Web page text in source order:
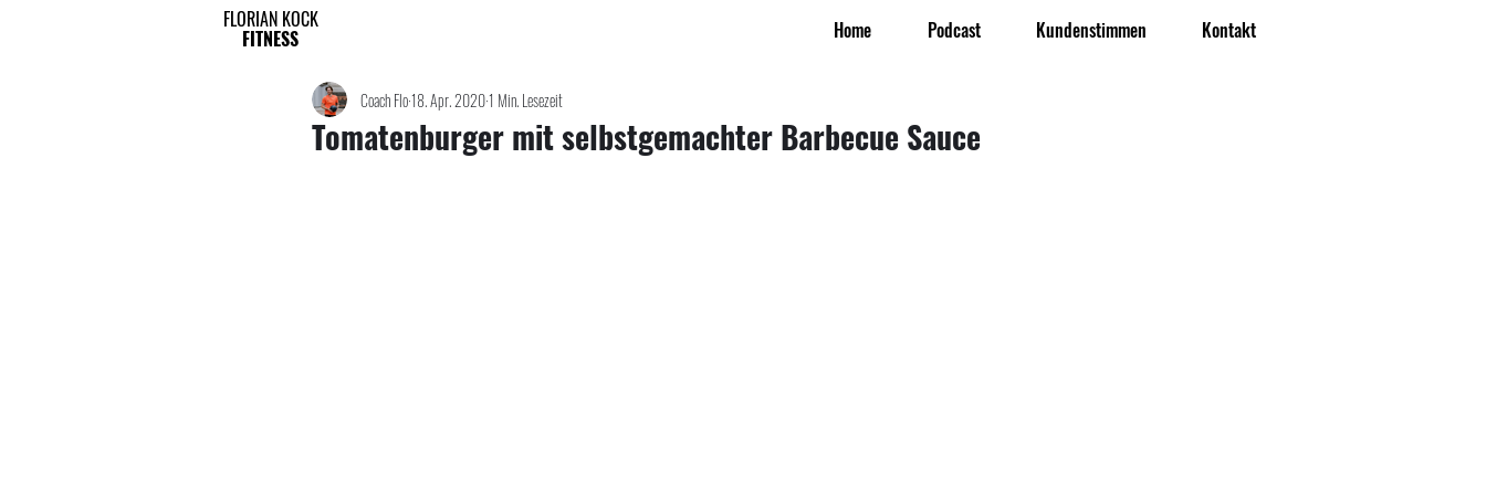
FLORIAN KOCK
FITNESS Home Podcast Kundenstimmen Kontakt
Tomatenburger mit selbstgemachter Barbecue Sauce
Coach Flo18. Apr. 20201 Min. Lesezeit